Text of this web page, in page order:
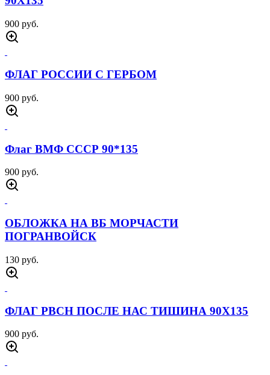
900 руб.
ФЛАГ РОССИИ С ГЕРБОМ
900 руб.
Флаг ВМФ СССР 90*135
900 руб.
ОБЛОЖКА НА ВБ МОРЧАСТИ
ПОГРАНВОЙСК
130 руб.
ФЛАГ РВСН ПОСЛЕ НАС ТИШИНА 90Х135
900 руб.